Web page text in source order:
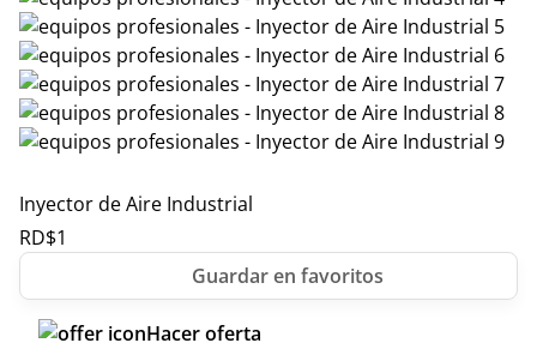
Inyector de Aire Industrial
RD$1
Hacer oferta